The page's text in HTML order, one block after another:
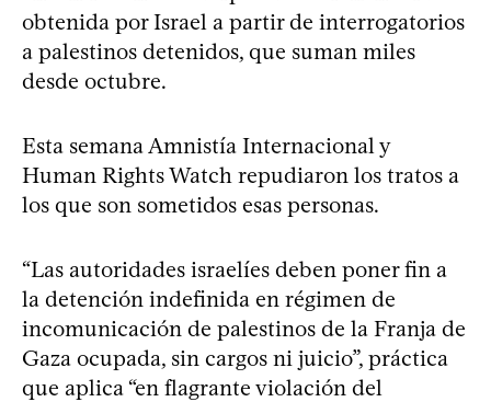
obtenida por Israel a partir de interrogatorios
a palestinos detenidos, que suman miles
desde octubre.
Esta semana Amnistía Internacional y
Human Rights Watch repudiaron los tratos a
los que son sometidos esas personas.
“Las autoridades israelíes deben poner fin a
la detención indefinida en régimen de
incomunicación de palestinos de la Franja de
Gaza ocupada, sin cargos ni juicio”, práctica
que aplica “en flagrante violación del